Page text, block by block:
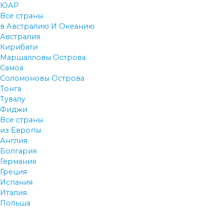
ЮАР
Все страны
в Австралию И Океанию
Австралия
Кирибати
Маршалловы Острова
Самоа
Соломоновы Острова
Тонга
Тувалу
Фиджи
Все страны
из Европы
Англия
Болгария
Германия
Греция
Испания
Италия
Польша